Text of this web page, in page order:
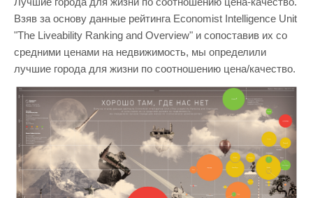
Взяв за основу данные рейтинга Economist Intelligence Unit
"The Liveability Ranking and Overview" и сопоставив их со
средними ценами на недвижимость, мы определили
лучшие города для жизни по соотношению цена/качество.